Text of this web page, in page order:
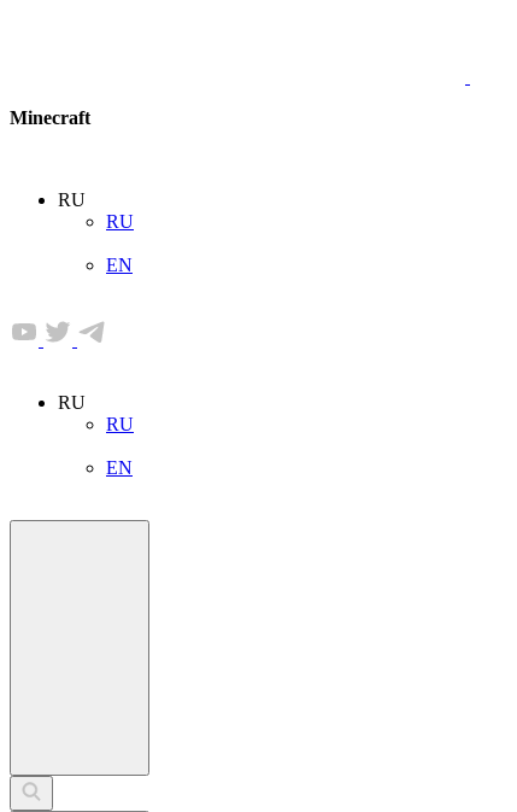
Minecraft
RU
RU
EN
RU
RU
EN